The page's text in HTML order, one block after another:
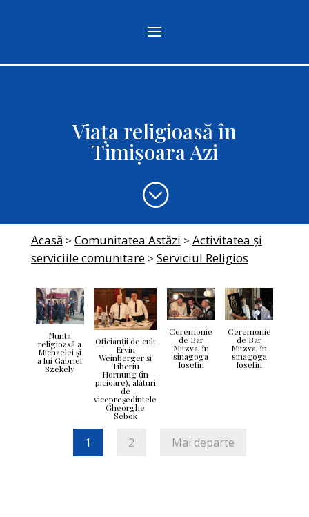
Viața religioasă în
Timișoara Azi
;
Acasă > Comunitatea Astăzi > Activitatea și
serviciile comunitare> Serviciul Religios
Nunta
religioasă a
Michaelei şi
a lui Gabriel
Szekely
Oficianţii de cult
Ervin
Weinberger şi
Tiberiu
Hornung (în
picioare), alături
de
vicepreşedintele
Gheorghe
Sebok
Ceremonie
de Bar
Mitzva, în
sinagoga
Iosefin
Ceremonie
de Bar
Mitzva, în
sinagoga
Iosefin
1 2 Mai departe